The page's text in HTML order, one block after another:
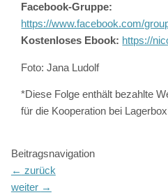
Facebook-Gruppe:
https://www.facebook.com/
Kostenloses Ebook: https://
Foto: Jana Ludolf
*Diese Folge enthält bezahlte
für die Kooperation bei
Beitragsnavigation
← zurück
weiter →